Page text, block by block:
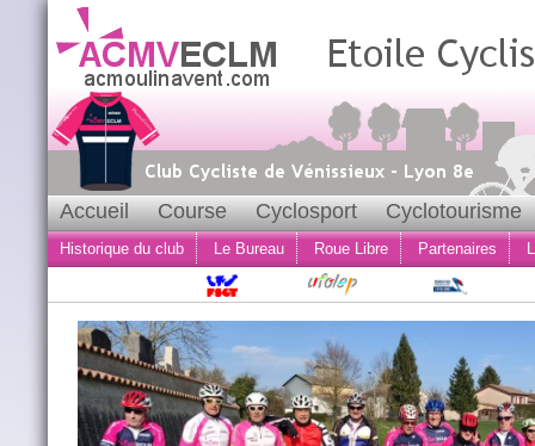
Accueil Course Cyclosport Cyclotourisme
Historique du club Le Bureau Roue Libre Partenaires